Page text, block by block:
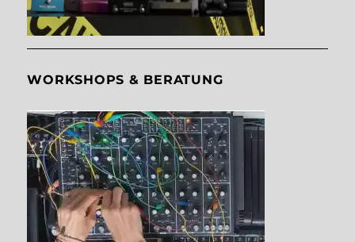
WORKSHOPS & BERATUNG